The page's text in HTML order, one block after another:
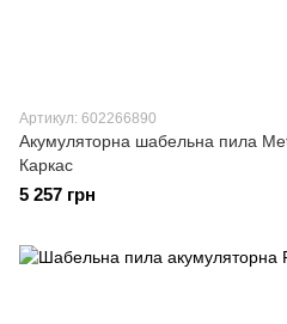
Артикул: 602266890
Акумуляторна шабельна пила
Каркас
5 257 грн